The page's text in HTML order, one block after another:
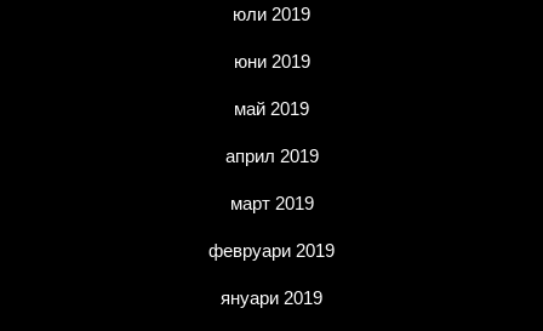
юли 2019
юни 2019
май 2019
април 2019
март 2019
февруари 2019
януари 2019